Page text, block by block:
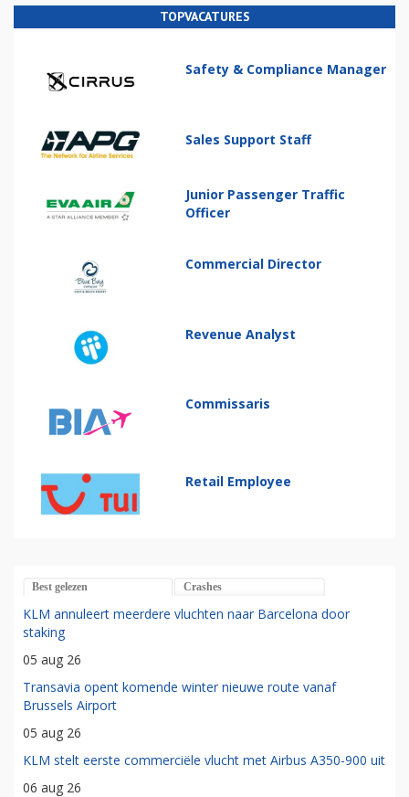
TOPVACATURES
Safety & Compliance Manager
Sales Support Staff
Junior Passenger Traffic
Officer
Commercial Director
Revenue Analyst
Commissaris
Retail Employee
Best gelezen Crashes
KLM annuleert meerdere vluchten naar Barcelona door
staking
05 aug 26
Transavia opent komende winter nieuwe route vanaf
Brussels Airport
05 aug 26
KLM stelt eerste commerciële vlucht met Airbus A350-900 uit
06 aug 26